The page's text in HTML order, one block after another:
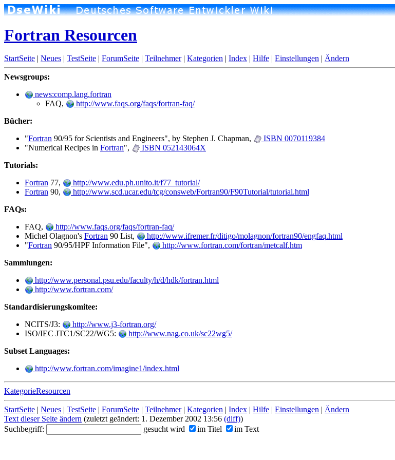
Fortran Resourcen
StartSeite | Neues | TestSeite | ForumSeite | Teilnehmer| Kategorien | Index | Hilfe | Einstellungen | Ändern
Newsgroups:
news:comp.lang.fortran
FAQ,
http://www.faqs.org/faqs/fortran-faq/
Bücher:
"Fortran 90/95 for Scientists and Engineers", by Stephen J. Chapman,
ISBN 0070119384
"Numerical Recipes in Fortran",
ISBN 052143064X
Tutorials:
Fortran 77,
http://www.edu.ph.unito.it/f77_tutorial/
Fortran 90,
http://www.scd.ucar.edu/tcg/consweb/Fortran90/F90Tutorial/tutorial.html
FAQs:
FAQ,
http://www.faqs.org/faqs/fortran-faq/
Michel Olagnon's Fortran 90 List,
http://www.ifremer.fr/ditigo/molagnon/fortran90/engfaq.html
"Fortran 90/95/HPF Information File",
http://www.fortran.com/fortran/metcalf.htm
Sammlungen:
http://www.personal.psu.edu/faculty/h/d/hdk/fortran.html
http://www.fortran.com/
Standardisierungskomitee:
NCITS/J3:
http://www.j3-fortran.org/
ISO/IEC JTC1/SC22/WG5:
http://www.nag.co.uk/sc22wg5/
Subset Languages:
http://www.fortran.com/imagine1/index.html
KategorieResourcen
StartSeite | Neues | TestSeite | ForumSeite | Teilnehmer| Kategorien | Index | Hilfe | Einstellungen | Ändern
Text dieser Seite ändern (zuletzt geändert: 1. Dezember 2002 13:56 (diff))
Suchbegriff:
gesucht wird im Titel im Text